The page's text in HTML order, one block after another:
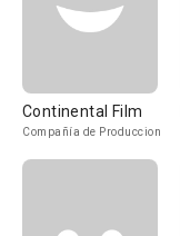
Continental Film
Compañía de Produccion